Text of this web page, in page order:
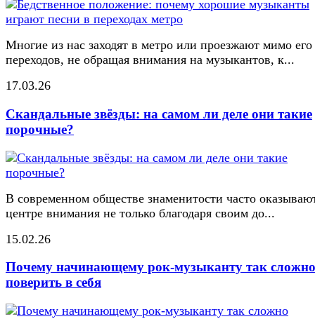
Многие из нас заходят в метро или проезжают мимо его
переходов, не обращая внимания на музыкантов, к...
17.03.26
Скандальные звёзды: на самом ли деле они такие
порочные?
В современном обществе знаменитости часто
центре внимания не только благодаря своим до...
15.02.26
Почему начинающему рок-музыканту так сложно
поверить в себя